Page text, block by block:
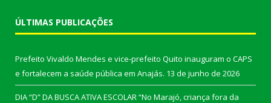
ÚLTIMAS PUBLICAÇÕES
Prefeito Vivaldo Mendes e vice-prefeito Quito inauguram o CAPS
e fortalecem a saúde pública em Anajás. 13 de junho de 2026
DIA “D” DA BUSCA ATIVA ESCOLAR “No Marajó, criança fora da